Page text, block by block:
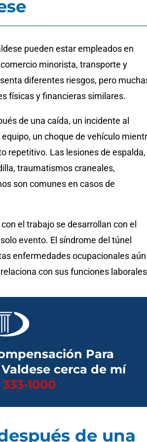
pueden estar empleados en
minorista, transporte y
diferentes riesgos, pero
físicas y financieras similares.
de una caída, un incidente al
un choque de vehículo
repetitivo. Las lesiones de espalda,
traumatismos craneales,
son comunes en casos de
el trabajo se desarrollan con el
evento. El síndrome del túnel
enfermedades ocupacionales aún
con sus funciones
Para
cerca de mí
1000
de una